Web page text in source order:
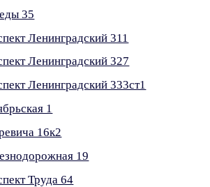
35
Ленинградский 311
Ленинградский 327
Ленинградский 333ст1
1
16к2
19
Труда 64